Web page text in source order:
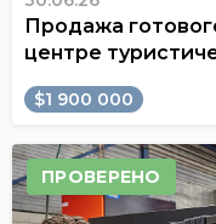
Продажа
центре
$1 900 000
ПРОВЕРЕНО